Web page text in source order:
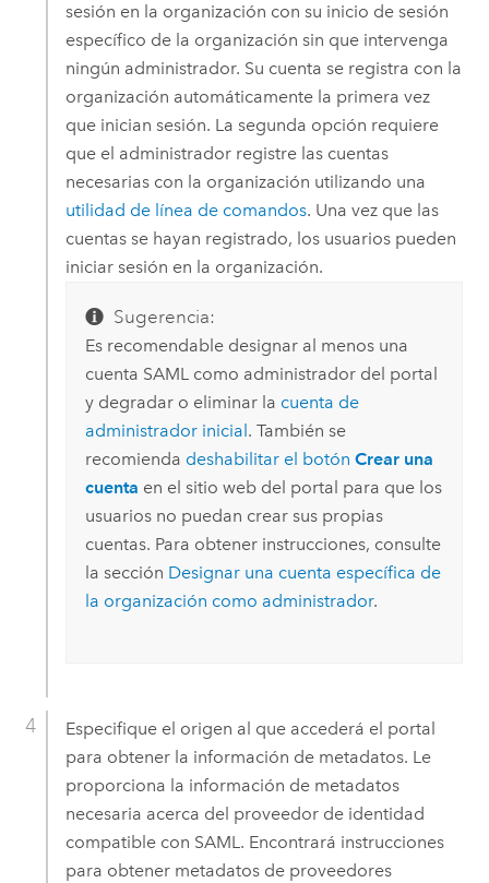
sesión en la organización con su inicio de sesión
específico de la organización sin que intervenga
ningún administrador. Su cuenta se registra con la
organización automáticamente la primera vez
que inician sesión. La segunda opción requiere
que el administrador registre las cuentas
necesarias con la organización utilizando una
utilidad de línea de comandos. Una vez que las
cuentas se hayan registrado, los usuarios pueden
iniciar sesión en la organización.
Sugerencia:
Es recomendable designar al menos una
cuenta SAML como administrador del portal
y degradar o eliminar la cuenta de
administrador inicial. También se
recomienda deshabilitar el botón Crear una
cuenta en el sitio web del portal para que los
usuarios no puedan crear sus propias
cuentas. Para obtener instrucciones, consulte
la sección Designar una cuenta específica de
la organización como administrador.
Especifique el origen al que accederá el portal
para obtener la información de metadatos. Le
proporciona la información de metadatos
necesaria acerca del proveedor de identidad
compatible con SAML. Encontrará instrucciones
para obtener metadatos de proveedores